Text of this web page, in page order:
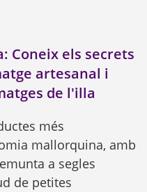
Coneix els secrets
artesanal i
de l'illa
més
mallorquina, amb
a segles
de petites